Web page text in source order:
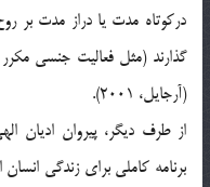
درکوتاه مدت يا دراز مدت بر
گذارند (مثل فعاليت جنسي
(آرجايل، 2001).
از طرف ديگر، پيروان اديان
برنامه کاملي براي زندگي